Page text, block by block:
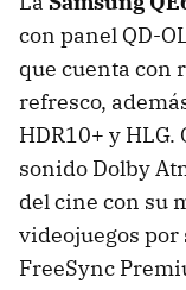
con panel QD-
que cuenta con
refresco,
HDR10+ y HLG.
sonido Dolby
del cine con su
videojuegos
FreeSync